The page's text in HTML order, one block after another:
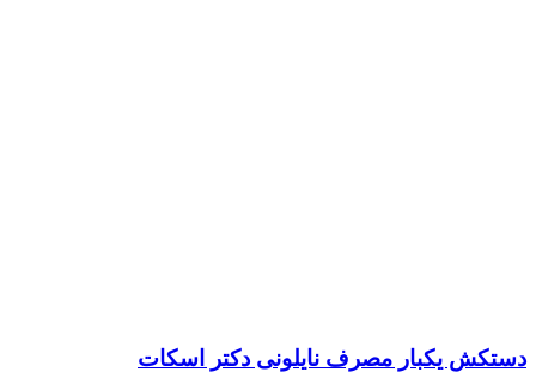
دستکش یکبار مصرف نایلونی دکتر اسکات